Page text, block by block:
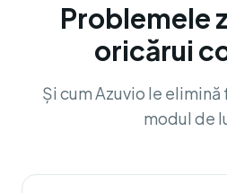
Problemele
oricărui
Și cum Azuvio le
modul de